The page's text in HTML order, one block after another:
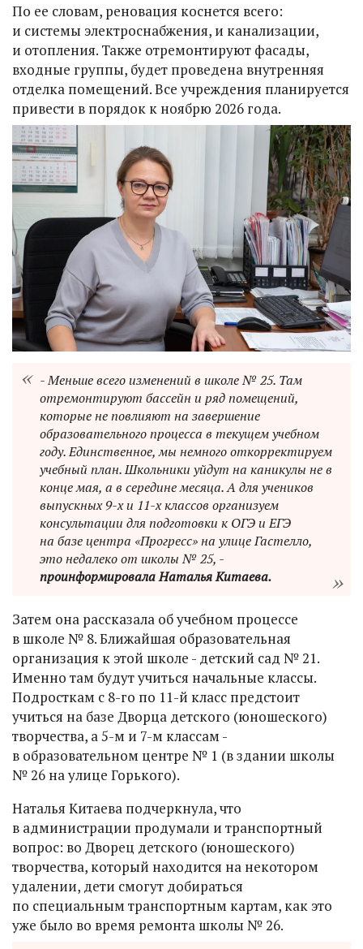
По ее словам, реновация коснется всего:
и системы электроснабжения, и канализации,
и отопления. Также отремонтируют фасады,
входные группы, будет проведена внутренняя
отделка помещений. Все учреждения планируется
привести в порядок к ноябрю 2026 года.
- Меньше всего изменений в школе № 25. Там
отремонтируют бассейн и ряд помещений,
которые не повлияют на завершение
образовательного процесса в текущем учебном
году. Единственное, мы немного откорректируем
учебный план. Школьники уйдут на каникулы не в
конце мая, а в середине месяца. А для учеников
выпускных 9-х и 11-х классов организуем
консультации для подготовки к ОГЭ и ЕГЭ
на базе центра «Прогресс» на улице Гастелло,
это недалеко от школы № 25, -
проинформировала Наталья Китаева.
Затем она рассказала об учебном процессе
в школе № 8. Ближайшая образовательная
организация к этой школе - детский сад № 21.
Именно там будут учиться начальные классы.
Подросткам с 8-го по 11-й класс предстоит
учиться на базе Дворца детского (юношеского)
творчества, а 5-м и 7-м классам -
в образовательном центре № 1 (в здании школы
№ 26 на улице Горького).
Наталья Китаева подчеркнула, что
в администрации продумали и транспортный
вопрос: во Дворец детского (юношеского)
творчества, который находится на некотором
удалении, дети смогут добираться
по специальным транспортным картам, как это
уже было во время ремонта школы № 26.